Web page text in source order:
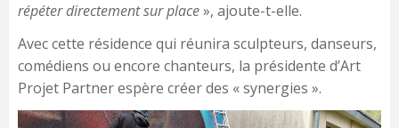
répéter directement sur place», ajoute-t-elle.
Avec cette résidence qui réunira sculpteurs, danseurs,
comédiens ou encore chanteurs, la présidente d’Art
Projet Partner espère créer des « synergies ».